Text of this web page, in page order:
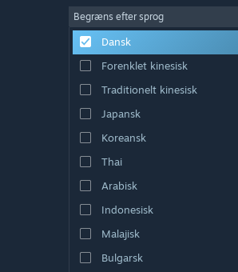
Begræns efter sprog
Dansk
Forenklet kinesisk
Traditionelt kinesisk
Japansk
Koreansk
Thai
Arabisk
Indonesisk
Malajisk
Bulgarsk